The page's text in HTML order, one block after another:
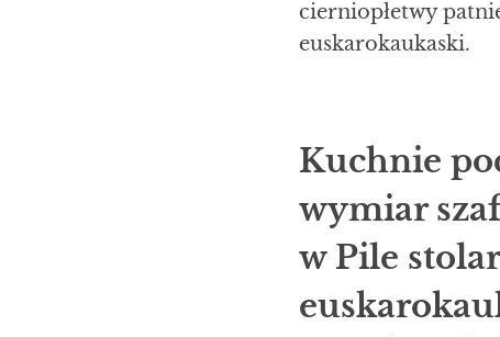
cierniopłetwy
euskarokaukaski.
Kuchnie
wymiar
w Pile